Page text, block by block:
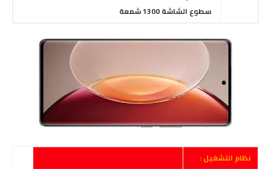
سطوع الشاشة1300 شمعة
نظام التشغيل :